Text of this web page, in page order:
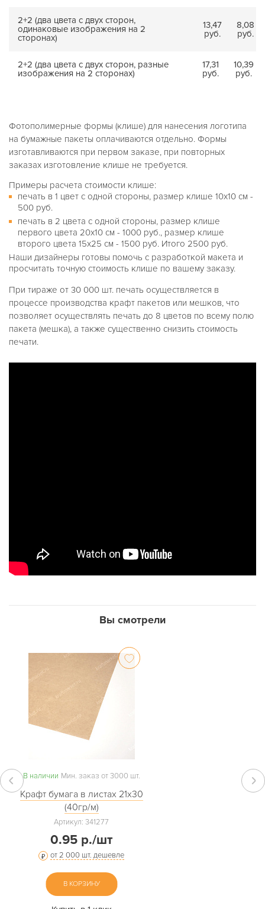
2+2 (два цвета с двух сторон,
одинаковые изображения на 2
сторонах)
13,47
руб.
8,08
руб.
2+2 (два цвета с двух сторон, разные
изображения на 2 сторонах)
17,31
руб.
10,39
руб.
Фотополимерные формы (клише) для нанесения логотипа
на бумажные пакеты оплачиваются отдельно. Формы
изготавливаются при первом заказе, при повторных
заказах изготовление клише не требуется.
Примеры расчета стоимости клише:
печать в 1 цвет с одной стороны, размер клише 10х10 см -
500 руб.
печать в 2 цвета с одной стороны, размер клише
первого цвета 20х10 см - 1000 руб., размер клише
второго цвета 15х25 см - 1500 руб. Итого 2500 руб.
Наши дизайнеры готовы помочь с разработкой макета и
просчитать точную стоимость клише по вашему заказу.
При тираже от 30 000 шт. печать осуществляется в
процессе производства крафт пакетов или мешков, что
позволяет осуществлять печать до 8 цветов по всему полю
пакета (мешка), а также существенно снизить стоимость
печати.
Вы смотрели
В наличии Мин. заказ от 3000 шт.
Крафт бумага в листах 21х30
(40гр/м)
Артикул: 341277
0.95 р./шт
от 2 000 шт. дешевле
В КОРЗИНУ